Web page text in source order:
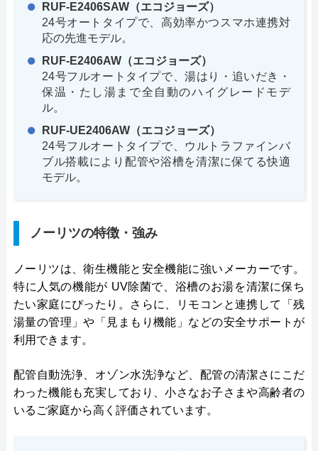
RUF-E2406SAW（エコジョーズ）
24号オートタイプで、高効率かつスマホ連携対
応の先進モデル。
RUF-E2406AW（エコジョーズ）
24号フルオートタイプで、湯はり・追いだき・
保温・たし湯まで全自動のハイグレードモデ
ル。
RUF-UE2406AW（エコジョーズ）
24号フルオートタイプで、ウルトラファインバ
ブル搭載により配管や浴槽を清潔に保てる快適
モデル。
ノーリツの特徴・強み
ノーリツは、衛生機能と安全機能に強いメーカーです。
特に人気の機能が UV除菌で、浴槽のお湯を清潔に保ち
たい家庭にぴったり。さらに、リモコンと連携して「残
湯量の管理」や「見まもり機能」などの安全サポートが
利用できます。
配管自動洗浄、オゾン水洗浄など、配管の清潔さにこだ
わった機能も充実しており、小さなお子さまや高齢者の
いるご家庭から高く評価されています。